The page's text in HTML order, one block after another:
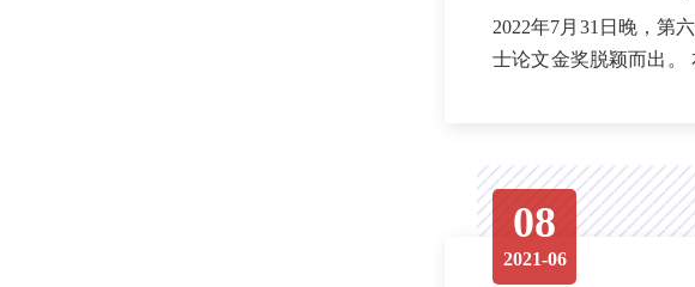
2022年7月31日晚，第
士论文金奖脱颖而出。 本届ICCM毕业论文奖共产生19位获奖者。法国巴黎高等师范学院顾陈琳、美国哈佛大学范祐维、清
08
2021-06